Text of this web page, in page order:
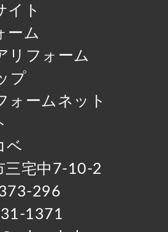
イト
ーム
リフォーム
プ
ォームネット
ベ
三宅中7-10-2
296
1371